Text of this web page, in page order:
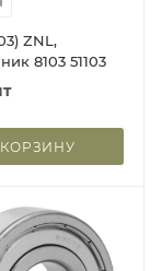
ZNL,
8103 51103